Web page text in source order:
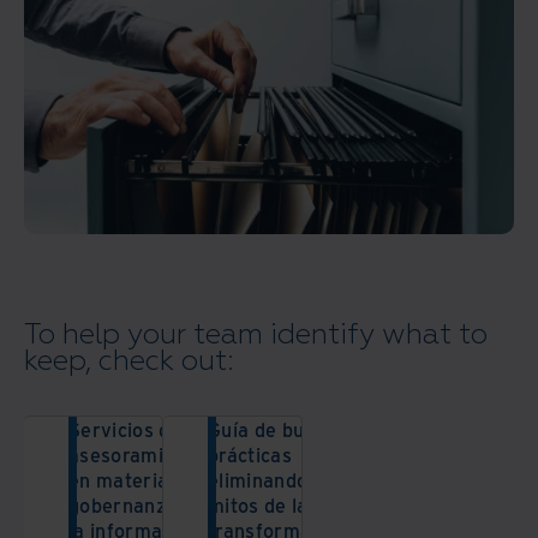
To help your team identify what to
keep, check out:
Servicios de
asesoramiento
en materia de
gobernanza de
la información
Guía de buenas
prácticas
eliminando los
mitos de la
transformación